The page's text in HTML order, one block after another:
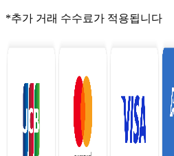
*추가 거래 수수료가 적용됩니다